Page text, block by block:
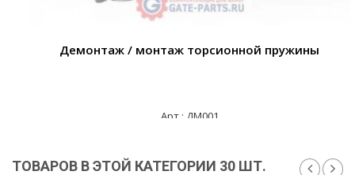
Демонтаж / монтаж торсионной пружины
Арт.: ДМ001
ТОВАРОВ В ЭТОЙ КАТЕГОРИИ 30 ШТ.